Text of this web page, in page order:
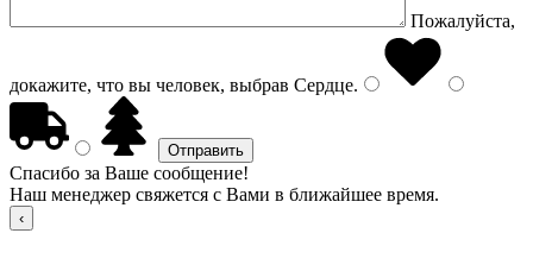
Пожалуйста,
докажите, что вы человек, выбрав Сердце.
Спасибо за Ваше сообщение!
Наш менеджер свяжется с Вами в ближайшее время.